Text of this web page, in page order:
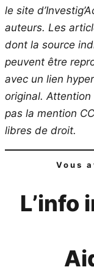
le site
auteurs. Les
dont la source
peuvent être
avec un lien
original. Attention
pas la mention
libres de droit.
Vous
L’info